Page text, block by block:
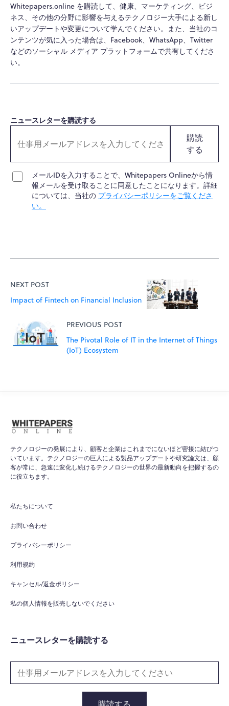
Whitepapers.online を購読して、健康、マーケティング、ビジ
ネス、その他の分野に影響を与えるテクノロジー大手による新し
いアップデートや変更について学んでください。また、当社のコ
ンテンツが気に入った場合は、Facebook、WhatsApp、Twitter
などのソーシャル メディア プラットフォームで共有してくださ
い。
ニュースレターを購読する
購読
する
メールIDを入力することで、Whitepapers Onlineから情
報メールを受け取ることに同意したことになります。詳細
については、当社の プライバシーポリシーをご覧くださ
い。
NEXT POST
Impact of Fintech on Financial Inclusion
PREVIOUS POST
The Pivotal Role of IT in the Internet of Things
(IoT) Ecosystem
テクノロジーの発展により、顧客と企業はこれまでにないほど密接に結びつ
いています。テクノロジーの巨人による製品アップデートや研究論文は、顧
客が常に、急速に変化し続けるテクノロジーの世界の最新動向を把握するの
に役立ちます。
私たちについて
お問い合わせ
プライバシーポリシー
利用規約
キャンセル/返金ポリシー
私の個人情報を販売しないでください
ニュースレターを購読する
Hi! How can I help you today?